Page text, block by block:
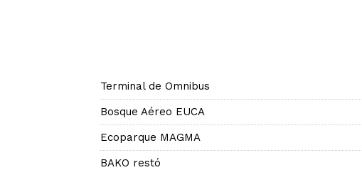
Terminal de Omnibus
Bosque Aéreo EUCA
Ecoparque MAGMA
BAKO restó